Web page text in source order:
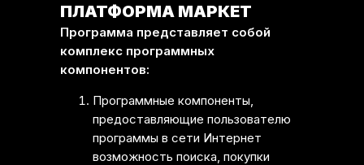
ПЛАТФОРМА МАРКЕТ
Программа представляет собой
комплекс программных
компонентов:
Программные компоненты,
предоставляющие пользователю
программы в сети Интернет
возможность поиска, покупки